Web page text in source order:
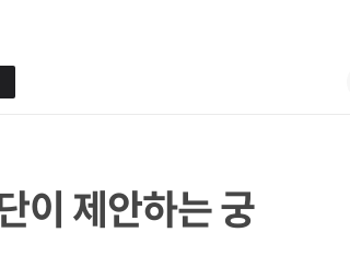
이 제안하는 궁